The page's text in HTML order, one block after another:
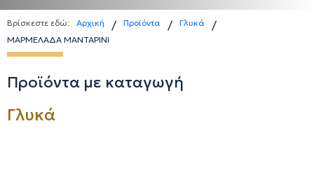
Βρίσκεστε εδώ: Αρχική / Προϊόντα / Γλυκά /
ΜΑΡΜΕΛΑΔΑ ΜΑΝΤΑΡΙΝΙ
Προϊόντα με καταγωγή
Γλυκά